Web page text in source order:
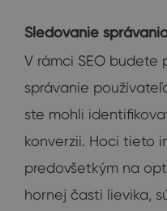
Sledovanie
V rámci SEO
správanie
ste mohli
konverzii. Hoci tieto
predovšetkým na
hornej časti lievika,